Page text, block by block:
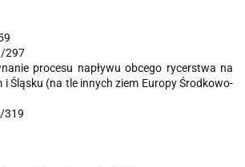
/297
procesu napływu obcego rycerstwa na
i Śląsku (na tle innych ziem Europy Środkowo-
319